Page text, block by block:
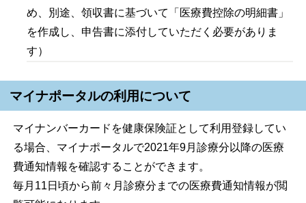
め、別途、領収書に基づいて「医療費控除の明細書」
を作成し、申告書に添付していただく必要がありま
す）
マイナポータルの利用について
マイナンバーカードを健康保険証として利用登録してい
る場合、マイナポータルで2021年9月診療分以降の医療
費通知情報を確認することができます。
毎月11日頃から前々月診療分までの医療費通知情報が閲